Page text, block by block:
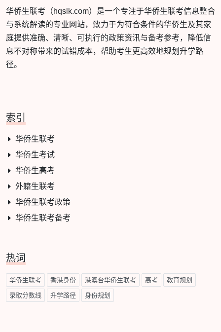
华侨生联考（hqslk.com）是一个专注于华侨生联考信息整合
与系统解读的专业网站，致力于为符合条件的华侨生及其家
庭提供准确、清晰、可执行的政策资讯与备考参考，降低信
息不对称带来的试错成本，帮助考生更高效地规划升学路
径。
索引
华侨生联考
华侨生考试
华侨生高考
外籍生联考
华侨生联考政策
华侨生联考备考
热词
华侨生联考 香港身份 港澳台华侨生联考 高考 教育规划
录取分数线 升学路径 身份规划